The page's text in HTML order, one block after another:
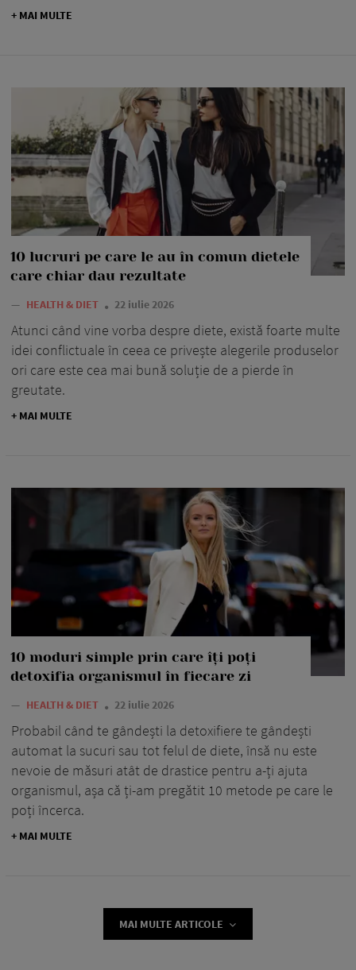
+ MAI MULTE
10 lucruri pe care le au în comun dietele
care chiar dau rezultate
— HEALTH & DIET 22 iulie 2026
Atunci când vine vorba despre diete, există foarte multe
idei conflictuale în ceea ce privește alegerile produselor
ori care este cea mai bună soluție de a pierde în
greutate.
+ MAI MULTE
10 moduri simple prin care îți poți
detoxifia organismul în fiecare zi
— HEALTH & DIET 22 iulie 2026
Probabil când te gândești la detoxifiere te gândești
automat la sucuri sau tot felul de diete, însă nu este
nevoie de măsuri atât de drastice pentru a-ți ajuta
organismul, așa că ți-am pregătit 10 metode pe care le
poți încerca.
+ MAI MULTE
MAI MULTE ARTICOLE